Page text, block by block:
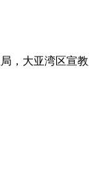
，大亚湾区宣